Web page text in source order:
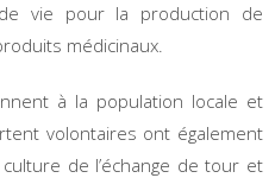
vie pour la production de
médicinaux.
à la population locale et
volontaires ont également
de l’échange de tour et